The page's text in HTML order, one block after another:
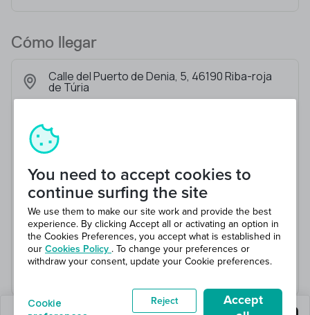
Cómo llegar
Calle del Puerto de Denia, 5, 46190 Riba-roja
de Túria
You need to accept cookies to
continue surfing the site
We use them to make our site work and provide the best
experience. By clicking Accept all or activating an option in
the Cookies Preferences, you accept what is established in
our Cookies Policy . To change your preferences or
withdraw your consent, update your Cookie preferences.
Cookie
Reject
Accept